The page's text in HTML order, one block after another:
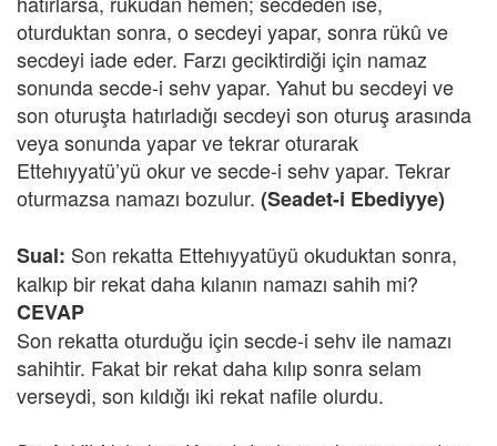
oturduktan sonra, o secdeyi yapar, sonra rükû ve
secdeyi iade eder. Farzı geciktirdiği için namaz
sonunda secde-i sehv yapar. Yahut bu secdeyi ve
son oturuşta hatırladığı secdeyi son oturuş arasında
veya sonunda yapar ve tekrar oturarak
Ettehıyyatü’yü okur ve secde-i sehv yapar. Tekrar
oturmazsa namazı bozulur. (Seadet-i Ebediyye)
Sual: Son rekatta Ettehıyyatüyü okuduktan sonra,
kalkıp bir rekat daha kılanın namazı sahih mi?
CEVAP
Son rekatta oturduğu için secde-i sehv ile namazı
sahihtir. Fakat bir rekat daha kılıp sonra selam
verseydi, son kıldığı iki rekat nafile olurdu.